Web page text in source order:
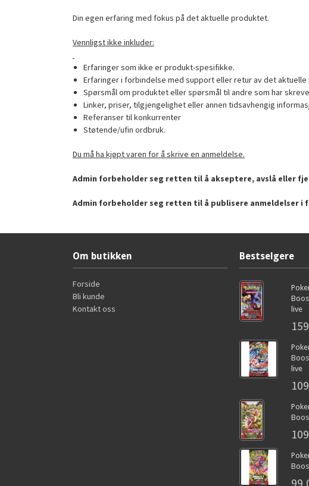
Din egen erfaring med fokus på det aktuelle produktet.
Vennligst ikke inkluder:
Erfaringer som ikke er produkt-spesifikke.
Erfaringer i forbindelse med support eller retur av det
Spørsmål om produktet eller spørsmål til andre som har
Linker, priser, tilgjengelighet eller annen tidsavhengig
Referanser til konkurrenter
Støtende/ufin ordbruk.
Du må ha kjøpt varen for å skrive en anmeldelse.
Admin forbeholder seg retten til å akseptere, avslå eller
Admin forbeholder seg retten til å publisere anmeldelser i
Om butikken
Forside
Bli kunde
Kontakt oss
Bestselgere
live
live